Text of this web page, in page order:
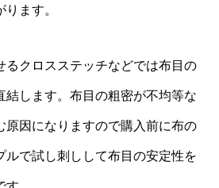
ます。
るクロスステッチなどでは布目の
結します。布目の粗密が不均等な
原因になりますので購入前に布の
ルで試し刺しして布目の安定性を